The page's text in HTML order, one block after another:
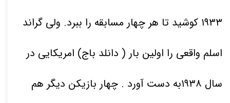
۱۹۳۳ کوشید تا هر چهار مسابقه را ببرد. ولی گراند
اسلم واقعی را اولین بار ( دانلد باج) امریکایی در
سال ۱۹۳۸به دست آورد . چهار بازیکن دیگر هم